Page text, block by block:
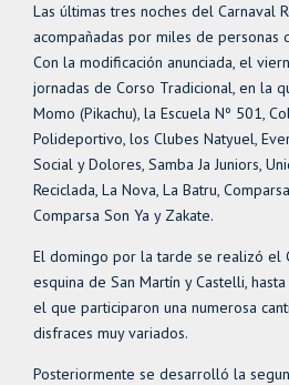
Las últimas tres noches del Carnaval
acompañadas por miles de personas
Con la modificación anunciada, el
jornadas de Corso Tradicional, en la
Momo (Pikachu), la Escuela Nº 501,
Polideportivo, los Clubes Natyuel,
Social y Dolores, Samba Ja Juniors,
Reciclada, La Nova, La Batru,
Comparsa Son Ya y Zakate.
El domingo por la tarde se realizó el
esquina de San Martín y Castelli,
el que participaron una numerosa
disfraces muy variados.
Posteriormente se desarrolló la